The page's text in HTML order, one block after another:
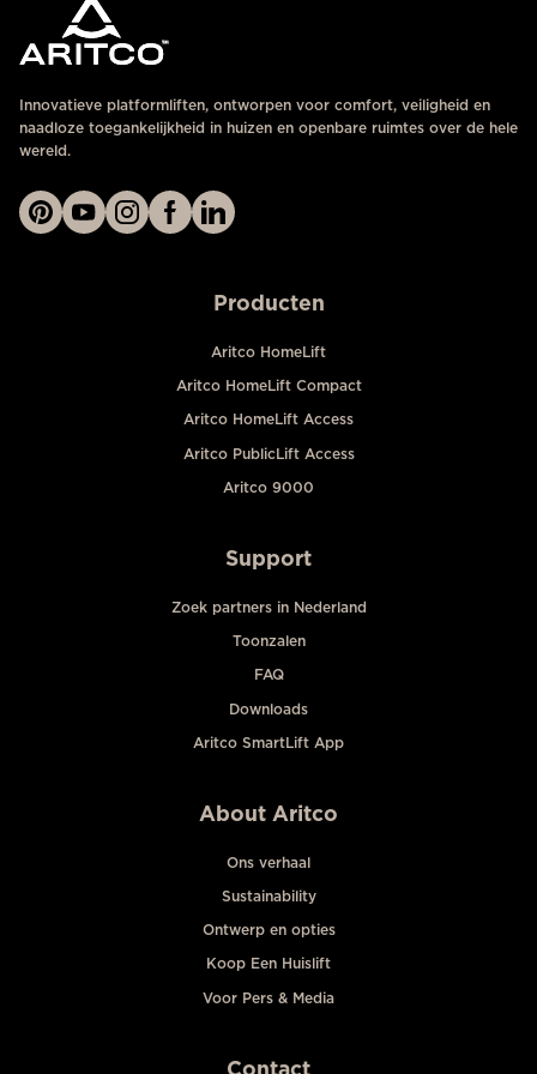
Innovatieve platformliften, ontworpen voor comfort, veiligheid en
naadloze toegankelijkheid in huizen en openbare ruimtes over de hele
wereld.
Producten
Aritco HomeLift
Aritco HomeLift Compact
Aritco HomeLift Access
Aritco PublicLift Access
Aritco 9000
Support
Zoek partners in Nederland
Toonzalen
FAQ
Downloads
Aritco SmartLift App
About Aritco
Ons verhaal
Sustainability
Ontwerp en opties
Koop Een Huislift
Voor Pers & Media
Contact